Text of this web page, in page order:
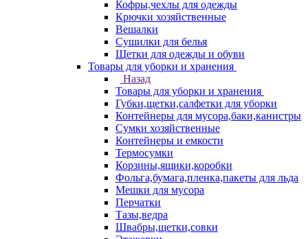
Кофры,чехлы для одежды
Крючки хозяйственные
Вешалки
Сушилки для белья
Щетки для одежды и обуви
Товары для уборки и хранения
Назад
Товары для уборки и хранения
Губки,щетки,салфетки для уборки
Контейнеры для мусора,баки,канистры
Сумки хозяйственные
Контейнеры и емкости
Термосумки
Корзины,ящики,коробки
Фольга,бумага,пленка,пакеты для льда
Мешки для мусора
Перчатки
Тазы,ведра
Швабры,щетки,совки